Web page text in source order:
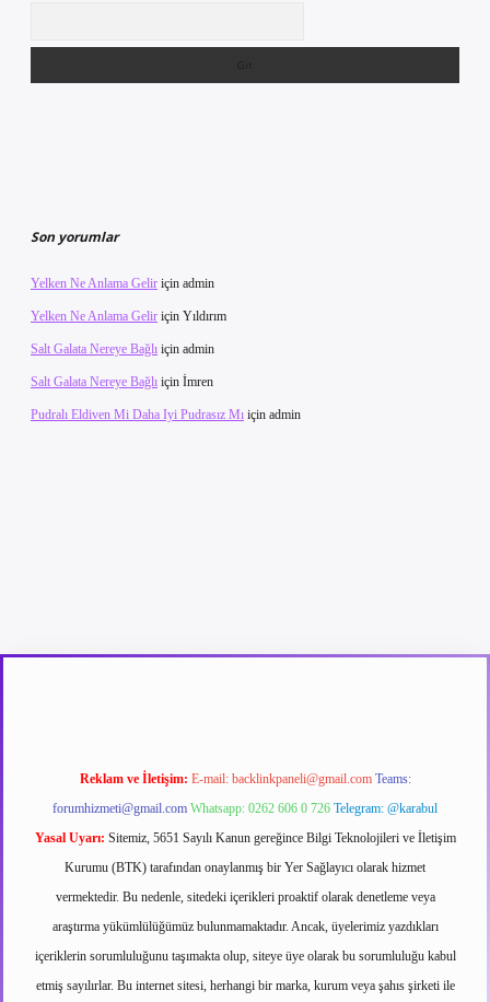
Son yorumlar
Yelken Ne Anlama Gelir için admin
Yelken Ne Anlama Gelir için Yıldırım
Salt Galata Nereye Bağlı için admin
Salt Galata Nereye Bağlı için İmren
Pudralı Eldiven Mi Daha Iyi Pudrasız Mı için admin
Reklam ve İletişim: E-mail: backlinkpaneli@gmail.com Teams:
forumhizmeti@gmail.com Whatsapp: 0262 606 0 726 Telegram: @karabul
Yasal Uyarı: Sitemiz, 5651 Sayılı Kanun gereğince Bilgi Teknolojileri ve İletişim
Kurumu (BTK) tarafından onaylanmış bir Yer Sağlayıcı olarak hizmet
vermektedir. Bu nedenle, sitedeki içerikleri proaktif olarak denetleme veya
araştırma yükümlülüğümüz bulunmamaktadır. Ancak, üyelerimiz yazdıkları
içeriklerin sorumluluğunu taşımakta olup, siteye üye olarak bu sorumluluğu kabul
etmiş sayılırlar. Bu internet sitesi, herhangi bir marka, kurum veya şahıs şirketi ile